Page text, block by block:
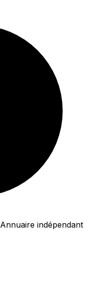
Annuaire indépendant